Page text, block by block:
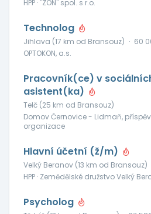
HPP · "ZON" spol. s r.o.
Technolog
Jihlava (17 km od Bransouz) · 60
OPTOKON, a.s.
Pracovník(ce) v
asistent(ka)
Telč (25 km od Bransouz)
Domov Černovice - Lidmaň,
organizace
Hlavní účetní (ž/m)
Velký Beranov (13 km od Bransouz)
HPP · Zemědělské družstvo Velký
Psycholog